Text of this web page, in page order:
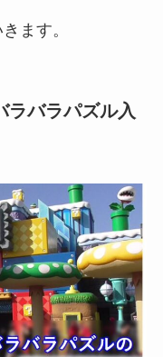
ます。
バラパズル入